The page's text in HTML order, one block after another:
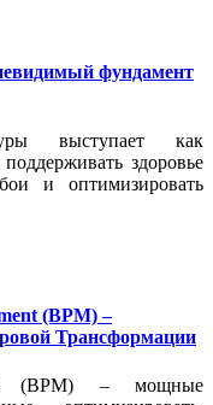
фундамент
выступает как
здоровье
и оптимизировать
(BPM) –
Трансформации
(BPM) – мощные